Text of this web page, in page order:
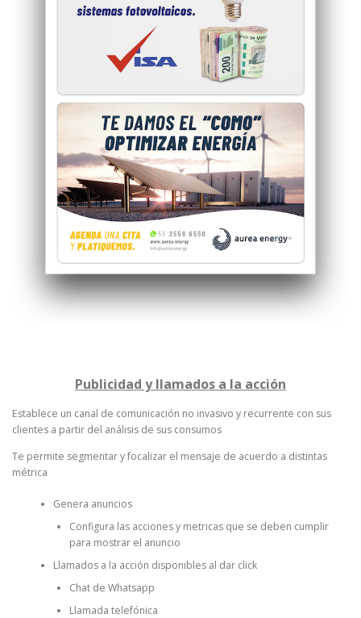
Publicidad y llamados a la acción
Establece un canal de comunicación no invasivo y recurrente con sus
clientes a partir del análisis de sus consumos
Te permite segmentar y focalizar el mensaje de acuerdo a distintas
métrica
Genera anuncios
Configura las acciones y metricas que se deben cumplir
para mostrar el anuncio
Llamados a la acción disponibles al dar click
Chat de Whatsapp
Llamada telefónica